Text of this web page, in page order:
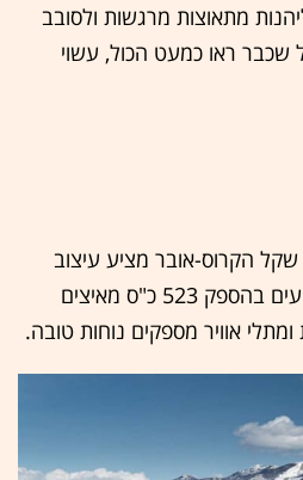
מתאוצות מרגשות ולסובב
שכבר ראו כמעט הכול, עשוי
605-845 אלף שקל הקרוס-אובר מציע עיצוב
פנים וחוץ עתידני. שני מנועים בהספק 523 כ"ס מאיצים